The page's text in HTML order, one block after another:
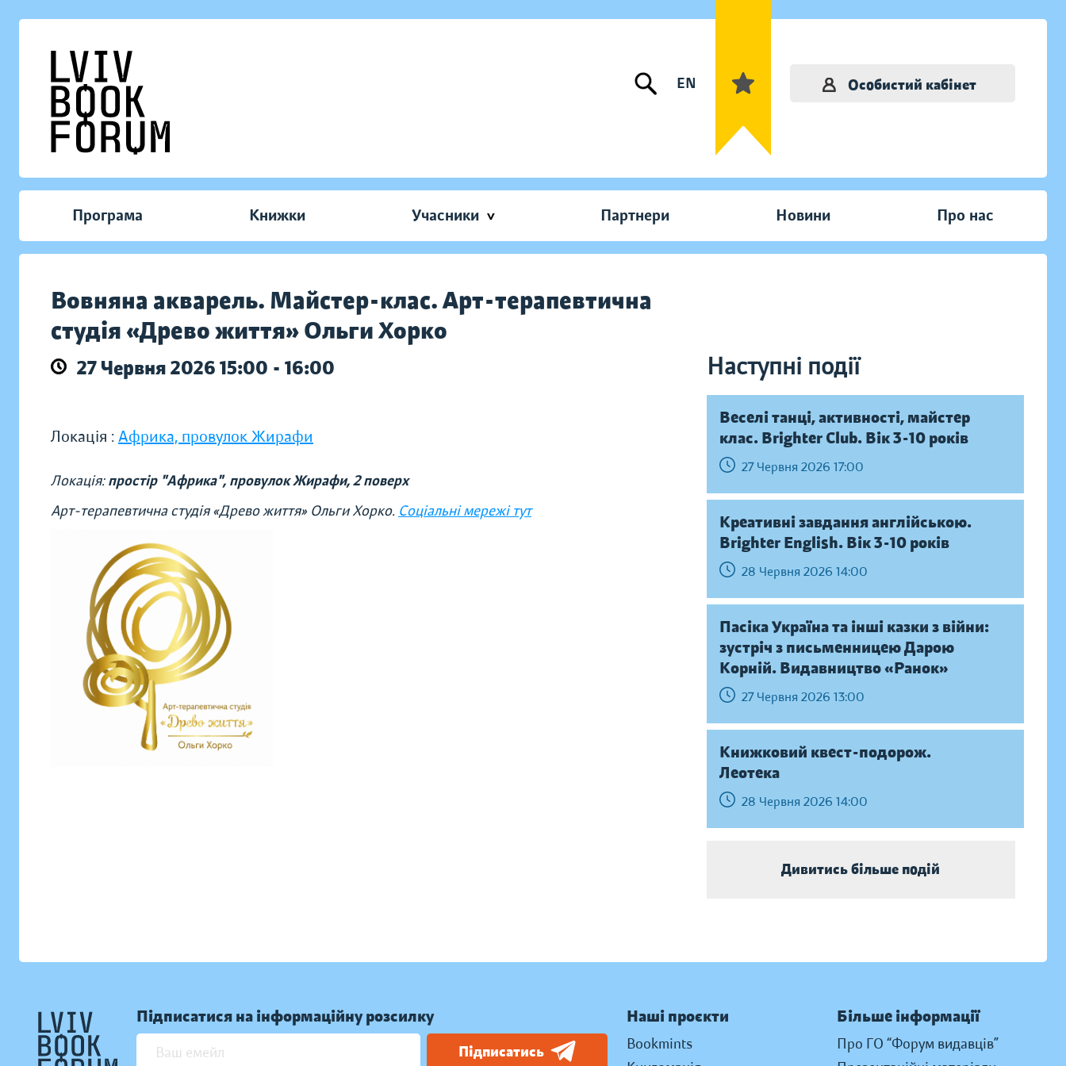
EN Особистий кабінет
Програма Книжки Учасники Партнери Новини Про нас
Вовняна акварель. Майстер-клас. Арт-терапевтична
студія «Древо життя» Ольги Хорко
27 Червня 2026 15:00 - 16:00 Наступні події
Локація : Африка, провулок Жирафи
Локація:простір "Африка", провулок Жирафи, 2 поверх
Арт-терапевтична студія «Древо життя» Ольги Хорко. Соціальні мережі тут
Веселі танці, активності, майстер
клас. Brighter Club. Вік 3-10 років
27 Червня 2026 17:00
Креативні завдання англійською.
Brighter English. Вік 3-10 років
28 Червня 2026 14:00
Пасіка Україна та інші казки з війни:
зустріч з письменницею Дарою
Корній. Видавництво «Ранок»
27 Червня 2026 13:00
Книжковий квест-подорож.
Леотека
28 Червня 2026 14:00
Дивитись більше подій
Підписатися на інформаційну розсилку
Підписатись
Наші проєкти
Bookmints
Більше інформації
Про ГО “Форум видавців”